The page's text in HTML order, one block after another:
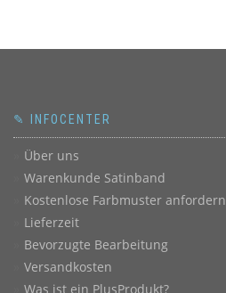
✎ INFOCENTER
Über uns
Warenkunde Satinband
Kostenlose Farbmuster anfordern
Lieferzeit
Bevorzugte Bearbeitung
Versandkosten
Was ist ein PlusProdukt?